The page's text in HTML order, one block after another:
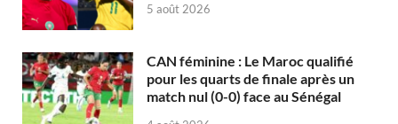
5 août 2026
CAN féminine : Le Maroc qualifié
pour les quarts de finale après un
match nul (0-0) face au Sénégal